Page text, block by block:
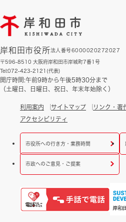
岸和田市役所法人番号6000020272027
〒596-8510 大阪府岸和田市岸城町7番1号
Tel:072-423-2121(代表)
開庁時間:午前9時から午後5時30分まで
（土曜日、日曜日、祝日、年末年始除く）
利用案内 サイトマップ リンク・著
アクセシビリティ
市役所への行き方・業務時間
市政へのご意見・ご提案